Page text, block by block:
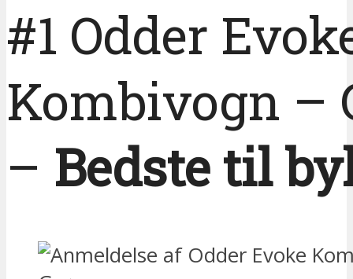
#1 Odder
Kombivogn –
– Bedste til